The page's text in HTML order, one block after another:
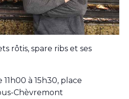
rôtis, spare ribs et ses
à 15h30, place
Chèvremont